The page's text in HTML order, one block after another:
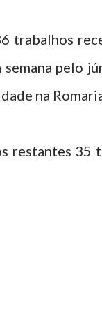
trabalhos
pelo
na
restantes 35